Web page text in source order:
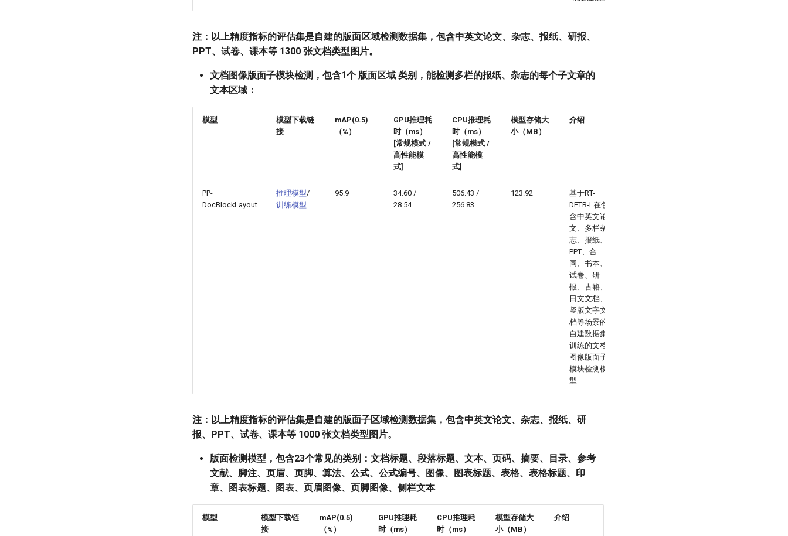
注：以上精度指标的评估集是自建的版面区域检测数据集，包含中英文论文、杂志、报纸、研报、
PPT、试卷、课本等 1300 张文档类型图片。
文档图像版面子模块检测，包含1个 版面区域 类别，能检测多栏的报纸、杂志的每个子文章的
文本区域：
模型
模型下载链
接
mAP(0.5)
（%）
GPU推理耗
时（ms）
[常规模式 /
高性能模
式]
CPU推理耗
时（ms）
[常规模式 /
高性能模
式]
模型存储大
小（MB）
介绍
PP-
DocBlockLayout
推理模型/
训练模型
95.9
34.60 /
28.54
506.43 /
256.83
123.92
基于RT-
DETR-L在包
含中英文论
文、多栏杂
志、报纸、
PPT、合
同、书本、
试卷、研
报、古籍、
日文文档、
竖版文字文
档等场景的
自建数据集
训练的文档
图像版面子
模块检测模
型
注：以上精度指标的评估集是自建的版面子区域检测数据集，包含中英文论文、杂志、报纸、研
报、PPT、试卷、课本等 1000 张文档类型图片。
版面检测模型，包含23个常见的类别：文档标题、段落标题、文本、页码、摘要、目录、参考
文献、脚注、页眉、页脚、算法、公式、公式编号、图像、图表标题、表格、表格标题、印
章、图表标题、图表、页眉图像、页脚图像、侧栏文本
模型
模型下载链
接
mAP(0.5)
（%）
GPU推理耗
时（ms）
CPU推理耗
时（ms）
模型存储大
小（MB）
介绍